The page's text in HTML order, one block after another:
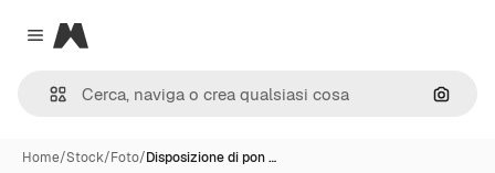
Close menu
Magnific
Cerca
Home/Stock/Foto/Disposizione di pon …